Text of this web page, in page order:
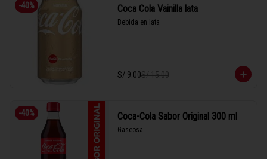
-40% Coca Cola Vainilla lata
Bebida en lata
S/ 9.00S/ 15.00
-40% Coca-Cola Sabor Original 300 ml
Gaseosa.